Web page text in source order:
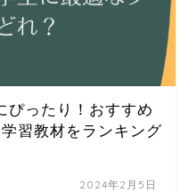
ぴったり！おすすめ
習教材をランキング
2024年2月5日